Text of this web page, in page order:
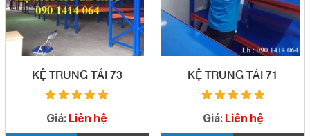
KỆ TRUNG TẢI 73
Giá: Liên hệ
KỆ TRUNG TẢI 71
Giá: Liên hệ